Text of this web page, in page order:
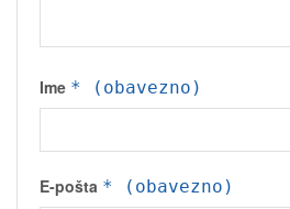
Ime * (obavezno)
E-pošta * (obavezno)